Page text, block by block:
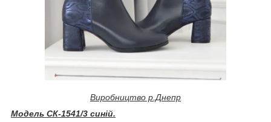
Виробництво р.Днепр
Модель СК-1541/3 синій.